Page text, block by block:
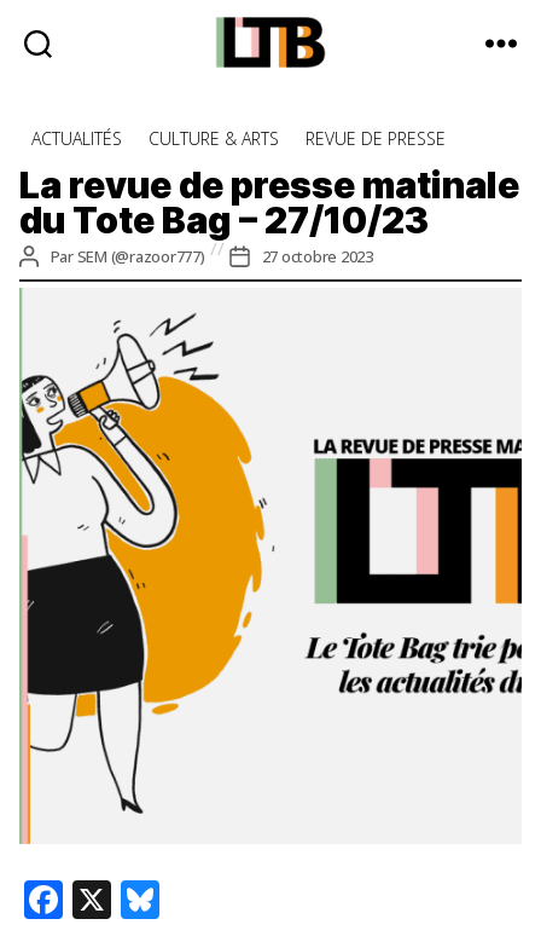
Bag
-
Média
d'information
quotidienne
Catégories
ACTUALITÉS CULTURE & ARTS REVUE DE PRESSE
La revue de presse matinale
du Tote Bag – 27/10/23
Auteur
de
ParSEM (@razoor777)
Date
de
27 octobre 2023
F X Bl